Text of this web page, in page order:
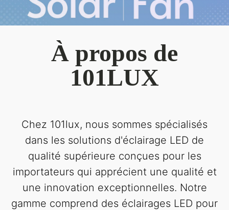
À propos de
101LUX
Chez 101lux, nous sommes spécialisés
dans les solutions d'éclairage LED de
qualité supérieure conçues pour les
importateurs qui apprécient une qualité et
une innovation exceptionnelles. Notre
gamme comprend des éclairages LED pour